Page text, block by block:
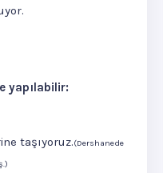
yapılabilir:
taşıyoruz.(Dershanede